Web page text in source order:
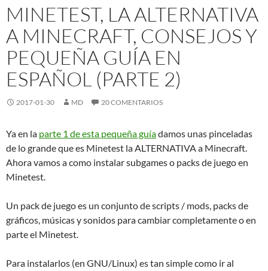
MINETEST, LA ALTERNATIVA
A MINECRAFT, CONSEJOS Y
PEQUEÑA GUÍA EN
ESPAÑOL (PARTE 2)
2017-01-30 MD 20 COMENTARIOS
Ya en la parte 1 de esta pequeña guíadamos unas pinceladas
de lo grande que es Minetest la ALTERNATIVA a Minecraft.
Ahora vamos a como instalar subgames o packs de juego en
Minetest.
Un pack de juego es un conjunto de scripts / mods, packs de
gráficos, músicas y sonidos para cambiar completamente o en
parte el Minetest.
Para instalarlos (en GNU/Linux) es tan simple como ir al